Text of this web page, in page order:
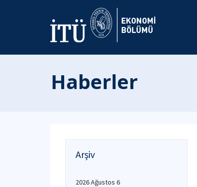
Haberler
Arşiv
2026 Ağustos 6